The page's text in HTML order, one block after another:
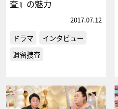
査』の魅力
2017.07.12
ドラマ
インタビュー
遺留捜査